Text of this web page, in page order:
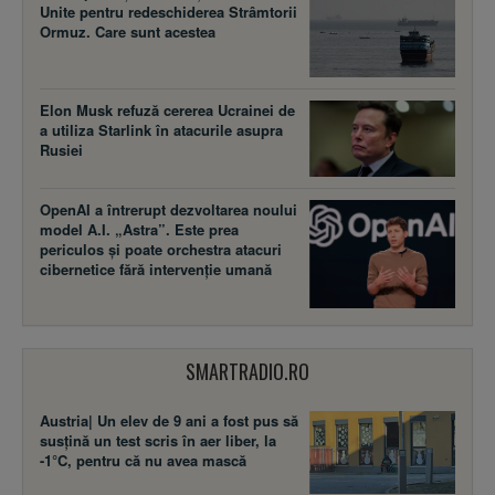
Unite pentru redeschiderea Strâmtorii
Ormuz. Care sunt acestea
Elon Musk refuză cererea Ucrainei de
a utiliza Starlink în atacurile asupra
Rusiei
OpenAI a întrerupt dezvoltarea noului
model A.I. „Astra”. Este prea
periculos și poate orchestra atacuri
cibernetice fără intervenție umană
SMARTRADIO.RO
Austria| Un elev de 9 ani a fost pus să
susţină un test scris în aer liber, la
-1°C, pentru că nu avea mască